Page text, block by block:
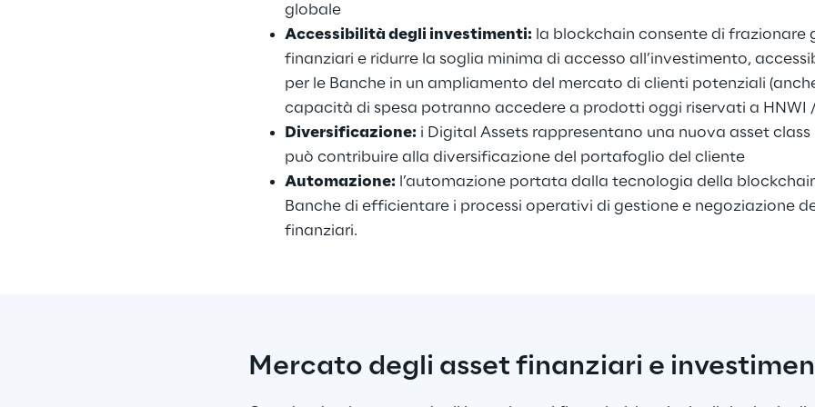
globale
Accessibilità degli investimenti: la blockchain consente di frazionare
finanziari e ridurre la soglia minima di accesso all’investimento,
per le Banche in un ampliamento del mercato di clienti potenziali
capacità di spesa potranno accedere a prodotti oggi riservati a HNWI
Diversificazione: i Digital Assets rappresentano una nuova asset
può contribuire alla diversificazione del portafoglio del cliente
Automazione: l’automazione portata dalla tecnologia della
Banche di efficientare i processi operativi di gestione e negoziazione
finanziari.
Mercato degli asset finanziari e